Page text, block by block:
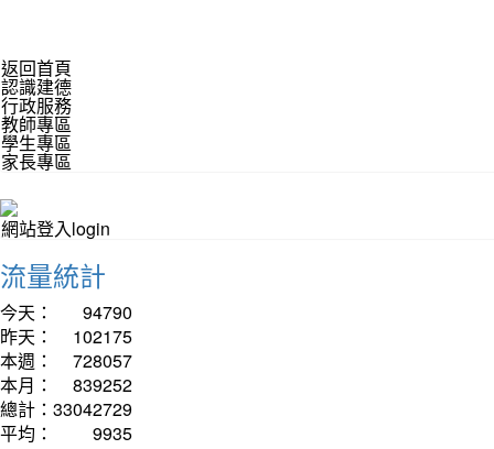
返回首頁
認識建德
行政服務
教師專區
學生專區
家長專區
網站登入login
流量統計
今天：
94790
昨天：
102175
本週：
728057
本月：
839252
總計： 33042729
平均：
9935